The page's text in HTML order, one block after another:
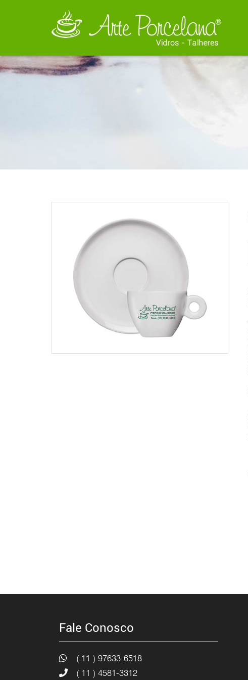
Fale Conosco
( 11 ) 97633-6518
( 11 ) 4581-3312